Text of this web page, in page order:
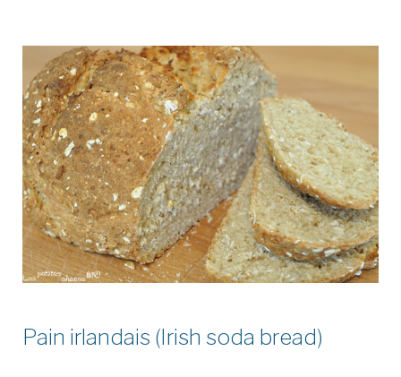
Pain irlandais (Irish soda bread)